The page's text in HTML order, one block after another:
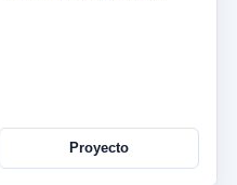
Proyecto